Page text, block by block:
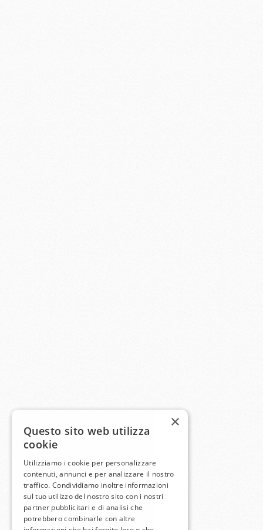
×
Questo sito web utilizza
cookie
Utilizziamo i cookie per personalizzare
contenuti, annunci e per analizzare il nostro
traffico. Condividiamo inoltre informazioni
sul tuo utilizzo del nostro sito con i nostri
partner pubblicitari e di analisi che
potrebbero combinarle con altre